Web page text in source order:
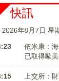
快訊
2026年8月7日 星
依米康：
已取得歐
上交所：